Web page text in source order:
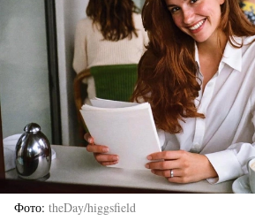
Фото theDay/higgsfield